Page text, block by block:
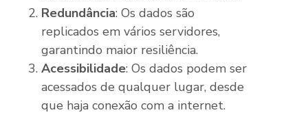
Redundância: Os dados são
replicados em vários servidores,
garantindo maior resiliência.
Acessibilidade: Os dados podem ser
acessados de qualquer lugar, desde
que haja conexão com a internet.